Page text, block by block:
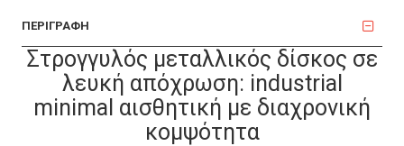
ΠΕΡΙΓΡΑΦΗ
Στρογγυλός μεταλλικός δίσκος σε
λευκή απόχρωση: industrial
minimal αισθητική με διαχρονική
κομψότητα